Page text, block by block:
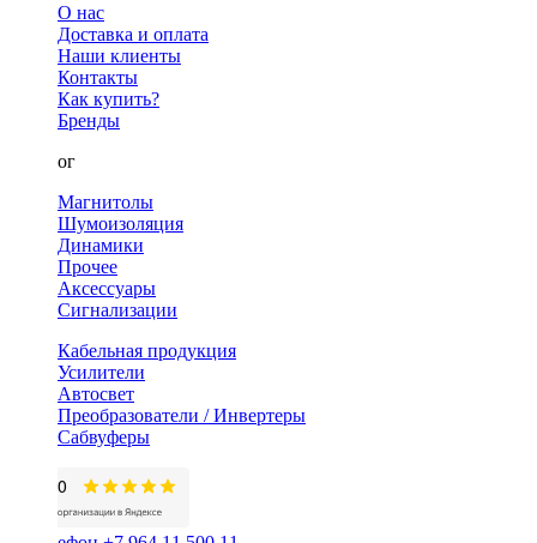
О нас
Доставка и оплата
Наши клиенты
Контакты
Как купить?
Бренды
Каталог
Магнитолы
Шумоизоляция
Динамики
Прочее
Аксессуары
Сигнализации
Кабельная продукция
Усилители
Автосвет
Преобразователи / Инвертеры
Сабвуферы